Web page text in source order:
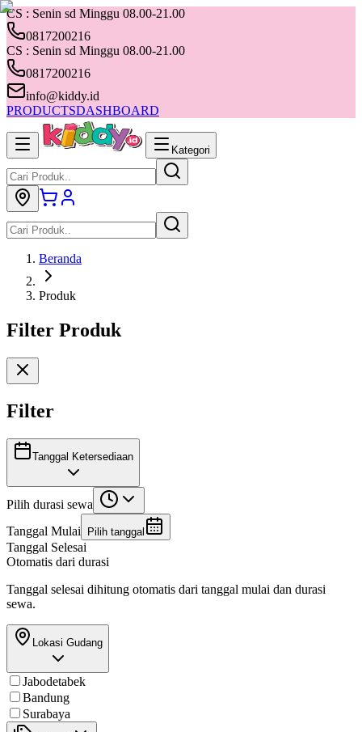
CS : Senin sd Minggu 08.00-21.00
0817200216
CS : Senin sd Minggu 08.00-21.00
0817200216
info@kiddy.id
PRODUCTSDASHBOARD
Kategori
Beranda
Produk
Filter Produk
Filter
Tanggal Ketersediaan
Pilih durasi sewa
Tanggal Mulai
Pilih tanggal
Tanggal Selesai
Otomatis dari durasi
Tanggal selesai dihitung otomatis dari tanggal mulai dan durasi
sewa.
Lokasi Gudang
Jabodetabek
Bandung
Surabaya